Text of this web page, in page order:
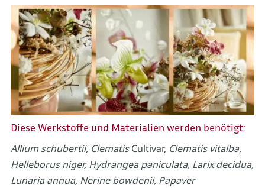
Diese Werkstoffe und Materialien werden benötigt:
Allium schubertii, ClematisCultivar, Clematis vitalba,
Helleborus niger, Hydrangea paniculata, Larix decidua,
Lunaria annua, Nerine bowdenii, Papaver